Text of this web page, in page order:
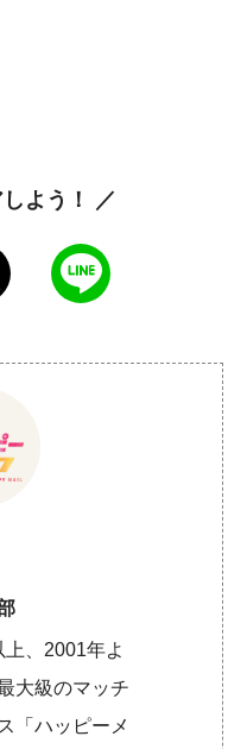
よう！ ／
、2001年よ
大級のマッチ
「ハッピーメ